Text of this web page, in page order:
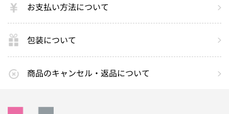
お支払い方法について
包装について
商品のキャンセル・返品について